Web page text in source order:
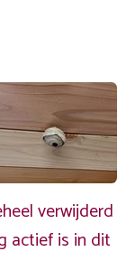
verwijderd
actief is in dit